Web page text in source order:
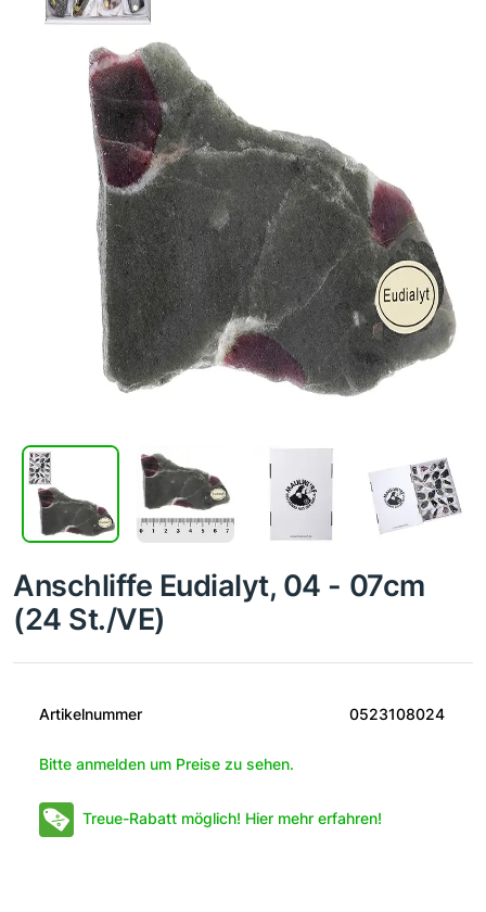
Anschliffe Eudialyt, 04 - 07cm
(24 St./VE)
Artikelnummer 0523108024
Bitte anmelden um Preise zu sehen.
Treue-Rabatt möglich! Hier mehr erfahren!